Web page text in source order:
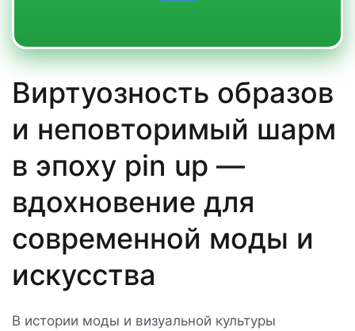
Виртуозность образов
и неповторимый шарм
в эпоху pin up —
вдохновение для
современной моды и
искусства
В истории моды и визуальной культуры